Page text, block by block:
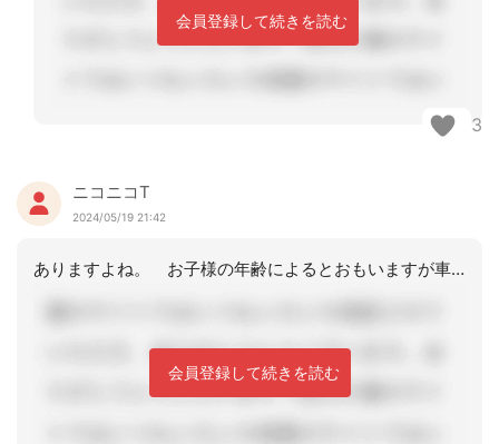
会員登録して続きを読む
3
ニコニコT
2024/05/19 21:42
ありますよね。 お子様の年齢によるとおもいますが車で30分程度倣って思う部分はあ
会員登録して続きを読む